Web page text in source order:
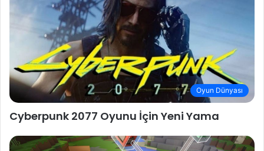
Oyun Dünyası
Cyberpunk 2077 Oyunu İçin Yeni Yama